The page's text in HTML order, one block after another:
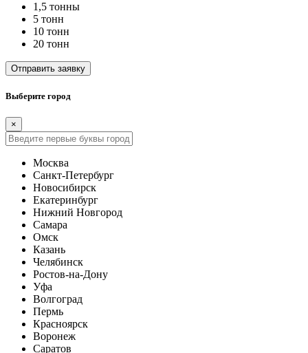
1,5 тонны
5 тонн
10 тонн
20 тонн
Отправить заявку
Выберите город
×
Москва
Санкт-Петербург
Новосибирск
Екатеринбург
Нижний Новгород
Самара
Омск
Казань
Челябинск
Ростов-на-Дону
Уфа
Волгоград
Пермь
Красноярск
Воронеж
Саратов